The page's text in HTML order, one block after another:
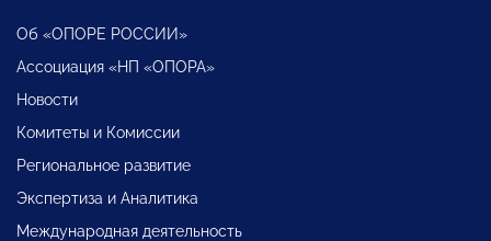
Об «ОПОРЕ РОССИИ»
Ассоциация «НП «ОПОРА»
Новости
Комитеты и Комиссии
Региональное развитие
Экспертиза и Аналитика
Международная деятельность